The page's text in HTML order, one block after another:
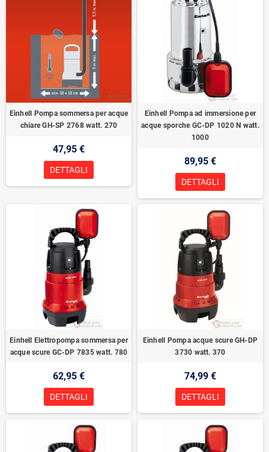
Einhell Pompa sommersa per acque
chiare GH-SP 2768 watt. 270
47,95 €
DETTAGLI
Einhell Pompa ad immersione per
acque sporche GC-DP 1020 N watt.
1000
89,95 €
DETTAGLI
Einhell Elettropompa sommersa per
acque scure GC-DP 7835 watt. 780
62,95 €
DETTAGLI
Einhell Pompa acque scure GH-DP
3730 watt. 370
74,99 €
DETTAGLI